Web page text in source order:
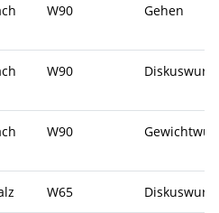
W90 Gehen
W90 Diskuswurf
W90
W65 Diskuswurf